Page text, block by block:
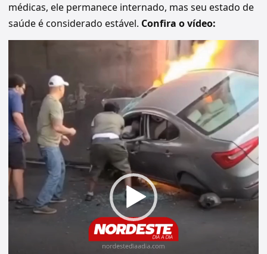
médicas, ele permanece internado, mas seu estado de
saúde é considerado estável. Confira o vídeo:
vídeo